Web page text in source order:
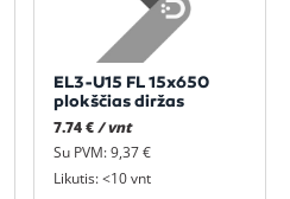
EL3-U15 FL 15x650
plokščias diržas
7.74 € / vnt
Su PVM: 9,37 €
Likutis: <10 vnt